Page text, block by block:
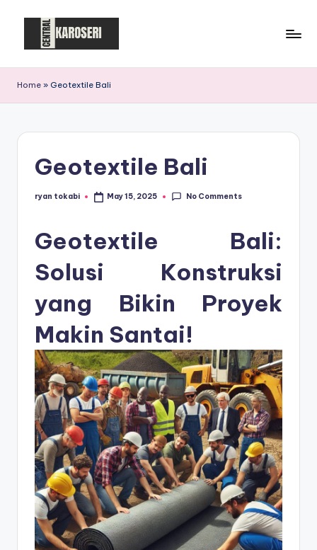
e
n
t
o
ri
Home » Geotextile Bali
Geotextile Bali
Posted
ryan tokabi May 15, 2025 No Comments
Geotextile Bali:
Solusi Konstruksi
yang Bikin Proyek
Makin Santai!